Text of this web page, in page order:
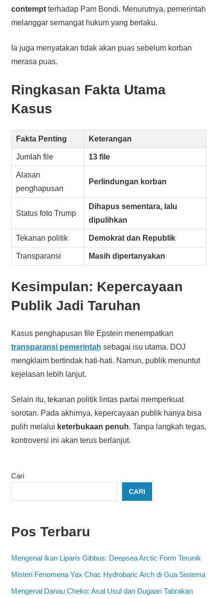
contemptterhadap Pam Bondi. Menurutnya, pemerintah
melanggar semangat hukum yang berlaku.
Ia juga menyatakan tidak akan puas sebelum korban
merasa puas.
Ringkasan Fakta Utama
Kasus
Fakta Penting Keterangan
Jumlah file 13 file
Alasan
penghapusan
Perlindungan korban
Status foto Trump
Dihapus sementara, lalu
dipulihkan
Tekanan politik Demokrat dan Republik
Transparansi Masih dipertanyakan
Kesimpulan: Kepercayaan
Publik Jadi Taruhan
Kasus penghapusan file Epstein menempatkan
transparansi pemerintah sebagai isu utama. DOJ
mengklaim bertindak hati-hati. Namun, publik menuntut
kejelasan lebih lanjut.
Selain itu, tekanan politik lintas partai memperkuat
sorotan. Pada akhirnya, kepercayaan publik hanya bisa
pulih melalui keterbukaan penuh. Tanpa langkah tegas,
kontroversi ini akan terus berlanjut.
Cari
CARI
Pos Terbaru
Mengenal Ikan Liparis Gibbus: Deepsea Arctic Form Terunik
Misteri Fenomena Yax Chac Hydrobaric Arch di Gua Sistema
Mengenal Danau Cheko: Asal Usul dan Dugaan Tabrakan